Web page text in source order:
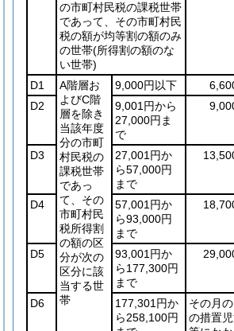
の市町村民税の課税世帯
であって、その市町村民
税の額が均等割の額のみ
の世帯(所得割の額のな
い世帯)
D1
A階層お
よびC階
層を除き
当該年度
分の市町
村民税の
課税世帯
であっ
て、その
市町村民
税所得割
の額の区
分が次の
区分に該
当する世
帯
9,000円以下
D2
9,001円から
27,000円ま
で
D3
27,001円か
ら57,000円
まで
D4
57,001円か
ら93,000円
まで
D5
93,001円か
ら177,300円
まで
D6
177,301円か
ら258,100円
その月
の措置